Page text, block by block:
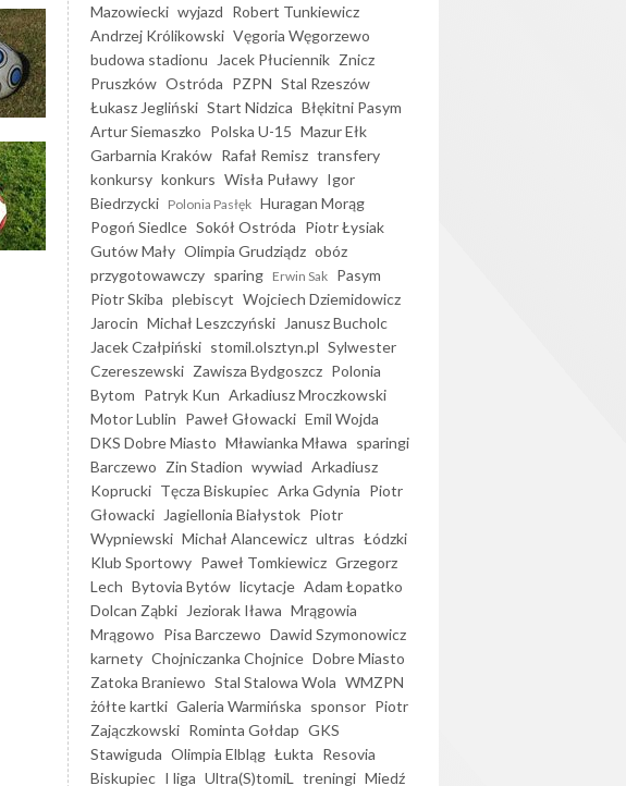
Mazowiecki wyjazd Robert Tunkiewicz
Andrzej Królikowski Vęgoria Węgorzewo
budowa stadionu
Jacek Płuciennik Znicz
Pruszków Ostróda PZPN Stal Rzeszów
Łukasz Jegliński Start Nidzica Błękitni Pasym
Artur Siemaszko Polska U-15 Mazur Ełk
Garbarnia Kraków Rafał Remisz transfery
konkursy konkurs Wisła Puławy Igor
Biedrzycki Polonia Pasłęk Huragan Morąg
Pogoń Siedlce Sokół Ostróda Piotr Łysiak
Gutów Mały Olimpia Grudziądz obóz
przygotowawczy sparing Erwin Sak Pasym
Piotr Skiba plebiscyt Wojciech Dziemidowicz
Jarocin Michał Leszczyński
Janusz Bucholc
Jacek Czałpiński stomil.olsztyn.pl Sylwester
Czereszewski Zawisza Bydgoszcz Polonia
Bytom Patryk Kun Arkadiusz Mroczkowski
Motor Lublin Paweł Głowacki Emil Wojda
DKS Dobre Miasto Mławianka Mława sparingi
Barczewo Zin Stadion wywiad Arkadiusz
Koprucki Tęcza Biskupiec Arka Gdynia Piotr
Głowacki
Jagiellonia Białystok Piotr
Wypniewski Michał Alancewicz ultras Łódzki
Klub Sportowy Paweł Tomkiewicz Grzegorz
Lech Bytovia Bytów licytacje Adam Łopatko
Dolcan Ząbki
Jeziorak Iława Mrągowia
Mrągowo Pisa Barczewo Dawid Szymonowicz
karnety Chojniczanka Chojnice Dobre Miasto
Zatoka Braniewo Stal Stalowa Wola WMZPN
żółte kartki Galeria Warmińska sponsor Piotr
Zajączkowski Rominta Gołdap GKS
Stawiguda Olimpia Elbląg Łukta Resovia
Biskupiec I liga Ultra(S)tomiL treningi Miedź